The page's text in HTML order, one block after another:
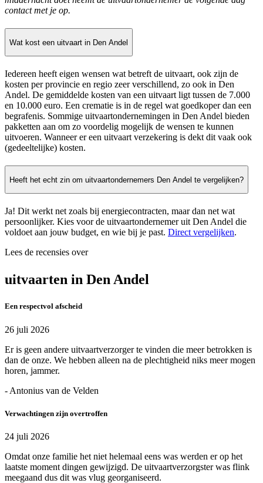
contact met je op.
Wat kost een uitvaart in Den Andel
Iedereen heeft eigen wensen wat betreft de uitvaart, ook zijn de
kosten per provincie en regio zeer verschillend, zo ook in Den
Andel. De gemiddelde kosten van een uitvaart ligt tussen de 7.000
en 10.000 euro. Een crematie is in de regel wat goedkoper dan een
begrafenis. Sommige uitvaartondernemingen in Den Andel bieden
pakketten aan om zo voordelig mogelijk de wensen te kunnen
uitvoeren. Wanneer er een uitvaart verzekering is dekt dit vaak ook
(gedeeltelijke) kosten.
Heeft het echt zin om uitvaartondernemers Den Andel te vergelijken?
Ja! Dit werkt net zoals bij energiecontracten, maar dan net wat
persoonlijker. Kies voor de uitvaartondernemer uit Den Andel die
voldoet aan jouw budget, en wie bij je past. Direct vergelijken.
Lees de recensies over
uitvaarten in Den Andel
Een respectvol afscheid
26 juli 2026
Er is geen andere uitvaartverzorger te vinden die meer betrokken is
dan de onze. We hebben alleen na de plechtigheid niks meer mogen
horen, jammer.
- Antonius van de Velden
Verwachtingen zijn overtroffen
24 juli 2026
Omdat onze familie het niet helemaal eens was werden er op het
laatste moment dingen gewijzigd. De uitvaartverzorgster was flink
meegaand dus dit was vlug georganiseerd.